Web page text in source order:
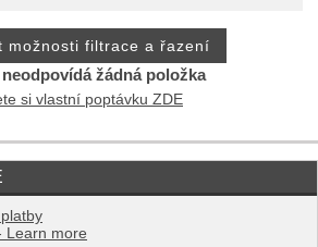
žádná položka
si vlastní poptávku ZDE
Learn more